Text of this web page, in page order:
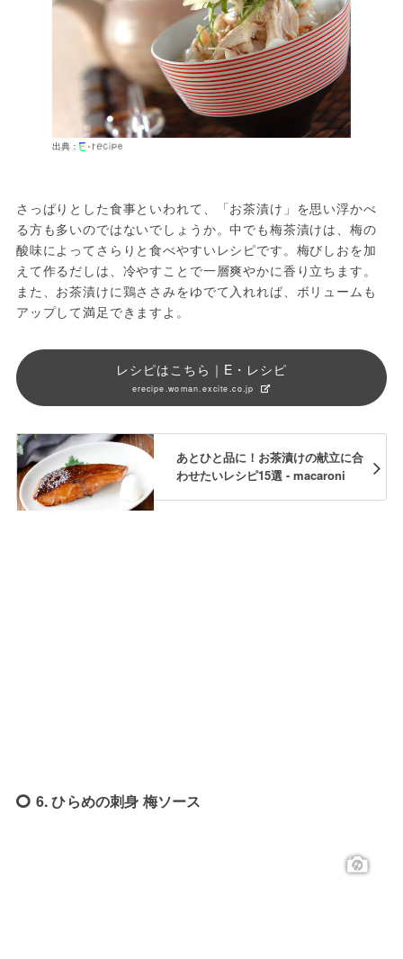
出典：
さっぱりとした食事といわれて、「お茶漬け」を思い浮かべ
る方も多いのではないでしょうか。中でも梅茶漬けは、梅の
酸味によってさらりと食べやすいレシピです。梅びしおを加
えて作るだしは、冷やすことで一層爽やかに香り立ちます。
また、お茶漬けに鶏ささみをゆでて入れれば、ボリュームも
アップして満足できますよ。
レシピはこちら｜E・レシピ
erecipe.woman.excite.co.jp
あとひと品に！お茶漬けの献立に合
わせたいレシピ15選 - macaroni
6. ひらめの刺身 梅ソース